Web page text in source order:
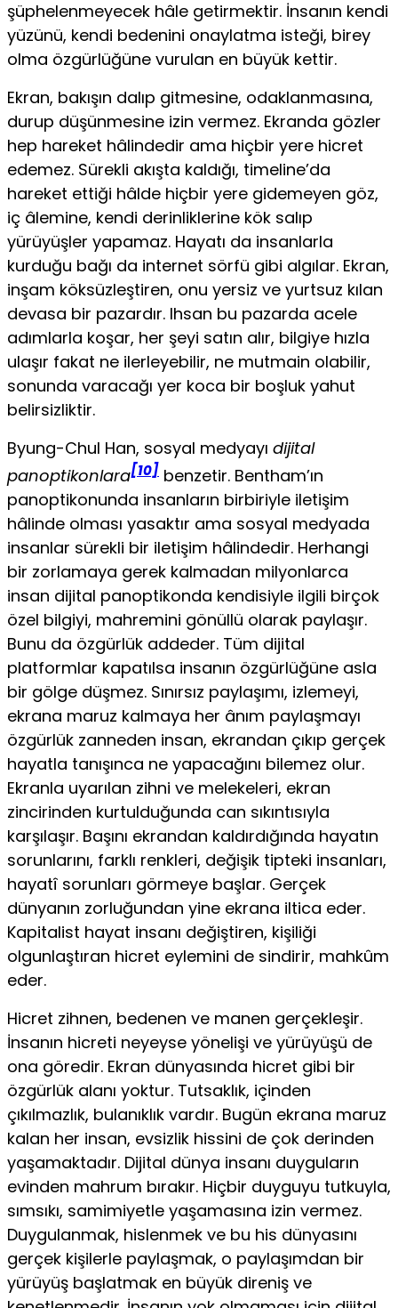
şüphelenmeyecek hâle ge­tirmektir. İnsanın kendi
yüzünü, kendi bedenini onaylatma isteği, birey
olma özgürlüğüne vurulan en büyük kettir.
Ekran, bakışın dalıp gitmesine, odaklanmasına,
durup düşünmesine izin vermez. Ekranda gözler
hep hareket hâlindedir ama hiçbir yere hicret
edemez. Sürekli akışta kaldığı, timeline’da
hareket ettiği hâlde hiçbir yere gidemeyen göz,
iç âlemine, kendi derinliklerine kök salıp
yürüyüşler yapamaz. Hayatı da insanlarla
kurduğu bağı da internet sörfü gibi algılar. Ekran,
inşam köksüzleştiren, onu yersiz ve yurtsuz kılan
devasa bir pazardır. Ihsan bu pazarda acele
adımlarla koşar, her şeyi satın alır, bilgiye hızla
ulaşır fakat ne ilerleyebilir, ne mutmain olabilir,
sonunda varacağı yer koca bir boşluk yahut
belirsizliktir.
Byung-Chul Han, sosyal medyayı dijital
panoptikonlara[10] benzetir. Bentham’ın
panoptikonunda insanların birbiriyle iletişim
hâlinde olması yasaktır ama sosyal medyada
insan­lar sürekli bir iletişim hâlindedir. Herhangi
bir zorlamaya gerek kalmadan milyonlarca
insan dijital panoptikonda kendisiyle ilgili birçok
özel bilgiyi, mahremini gönüllü olarak paylaşır.
Bunu da özgürlük addeder. Tüm dijital
platformlar kapatılsa insanın özgürlüğüne asla
bir gölge düşmez. Sınırsız paylaşımı, izlemeyi,
ekrana maruz kalmaya her ânım paylaşmayı
özgürlük zanneden insan, ekrandan çıkıp gerçek
hayatla tanışınca ne yapacağını bilemez olur.
Ekranla uyarılan zihni ve melekeleri, ekran
zincirinden kurtulduğunda can sıkıntısıyla
karşılaşır. Başını ekrandan kaldırdığında hayatın
sorunlarını, farklı renkleri, değişik tipteki insanları,
hayatî sorunları görmeye başlar. Gerçek
dünyanın zorluğundan yine ekrana iltica eder.
Kapitalist hayat insanı değiştiren, kişiliği
olgunlaştıran hicret eylemini de sindirir, mahkûm
eder.
Hicret zihnen, bedenen ve manen gerçekleşir.
İnsa­nın hicreti neyeyse yönelişi ve yürüyüşü de
ona göredir. Ekran dünyasında hicret gibi bir
özgürlük alanı yoktur. Tutsaklık, içinden
çıkılmazlık, bulanıklık vardır. Bugün ekrana maruz
kalan her insan, evsizlik hissini de çok derinden
yaşamaktadır. Dijital dünya insanı duyguların
evinden mahrum bırakır. Hiçbir duyguyu tutkuyla,
sım­sıkı, samimiyetle yaşamasına izin vermez.
Duygulanmak, hislenmek ve bu his dünyasını
gerçek kişilerle paylaşmak, o paylaşımdan bir
yürüyüş başlatmak en büyük direniş ve